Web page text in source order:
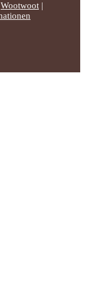
Wootwoot |